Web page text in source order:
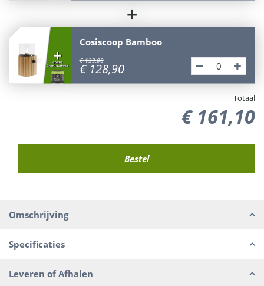
+
Cosiscoop Bamboo
€ 139,00
€ 128,90
Totaal
€ 161,10
Omschrijving
Specificaties
Leveren of Afhalen